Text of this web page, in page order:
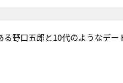
野口五郎と10代のようなデー